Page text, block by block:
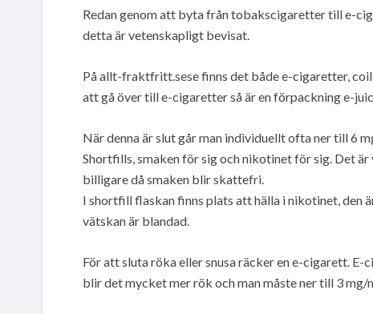
Redan genom att byta från tobakscigaretter till e-
detta är vetenskapligt bevisat.
På allt-fraktfritt.sese finns det både e-cigaretter,
att gå över till e-cigaretter så är en förpackning e-
När denna är slut går man individuellt ofta ner till 6
Shortfills, smaken för sig och nikotinet för sig. Det
billigare då smaken blir skattefri.
I shortfill flaskan finns plats att hälla i nikotinet, den
vätskan är blandad.
För att sluta röka eller snusa räcker en e-cigarett.
blir det mycket mer rök och man måste ner till 3